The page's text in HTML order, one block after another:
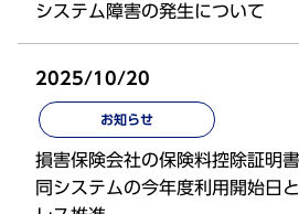
システム障害の発生について
2025/10/20
お知らせ
損害保険会社の保険料控除証明
同システムの今年度利用開始日